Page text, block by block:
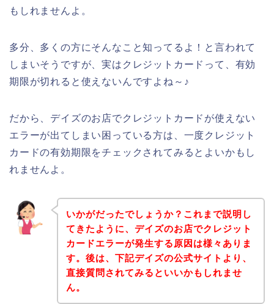
もしれませんよ。
多分、多くの方にそんなこと知ってるよ！と言われて
しまいそうですが、実はクレジットカードって、有効
期限が切れると使えないんですよね～♪
だから、デイズのお店でクレジットカードが使えない
エラーが出てしまい困っている方は、一度クレジット
カードの有効期限をチェックされてみるとよいかもし
れませんよ。
いかがだったでしょうか？これまで説明し
てきたように、デイズのお店でクレジット
カードエラーが発生する原因は様々ありま
す。後は、下記デイズの公式サイトより、
直接質問されてみるといいかもしれませ
ん。